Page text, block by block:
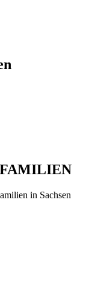
FAMILIEN
in Sachsen